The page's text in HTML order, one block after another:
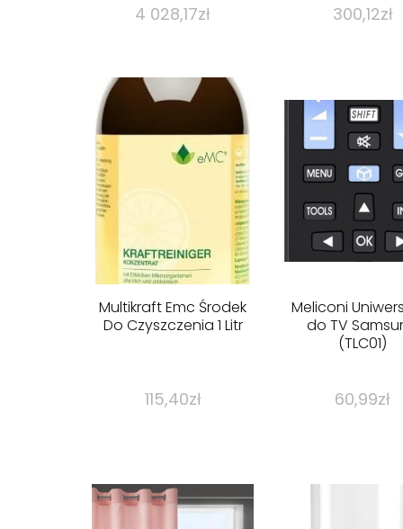
4 028,17zł 300,12zł
Multikraft Emc Środek
Do Czyszczenia 1 Litr
115,40zł
Meliconi
do TV
(TLC01)
60,99zł